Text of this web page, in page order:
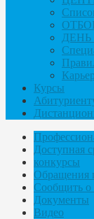
Курсы
Доступная
конкурсы
Обращения
Сообщить о
Документы
Видео